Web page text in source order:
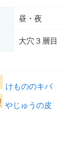
昼・夜
大穴３層目
けもののキバ
やじゅうの皮